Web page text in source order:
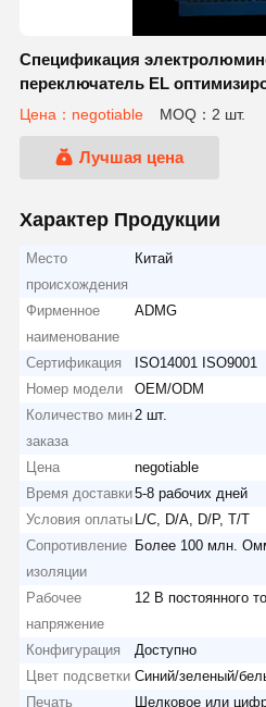
Спецификация
переключатель EL
высокой яркости
Цена：negotiable MOQ：2 шт.
Лучшая цена
Характер Продукции
Место
происхождения
Китай
Фирменное
наименование
ADMG
Сертификация
ISO14001 ISO9001
Номер модели
OEM/ODM
Количество мин
заказа
2 шт.
Цена
negotiable
Время доставки5-8 рабочих дней
Условия оплаты L/C, D/A, D/P, T/T
Сопротивление
изоляции
Более 100 млн.
Рабочее
напряжение
12 В постоянного
Конфигурация
Доступно
Цвет подсветки Синий/зеленый/
Печать
Шелковое или